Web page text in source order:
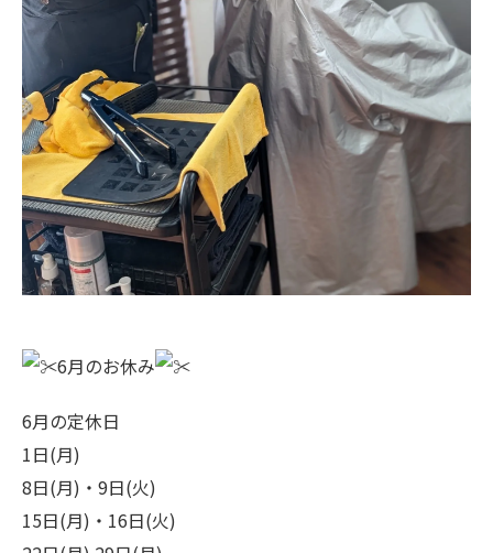
6月のお休み
6月の定休日
1日(月)
8日(月)・9日(火)
15日(月)・16日(火)